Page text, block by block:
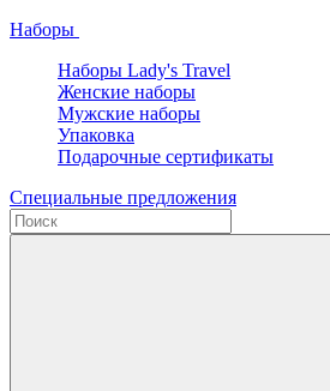
Наборы
Наборы Lady's Travel
Женские наборы
Мужские наборы
Упаковка
Подарочные сертификаты
Специальные предложения